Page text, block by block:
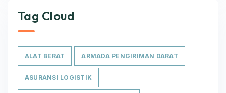
Tag Cloud
ALAT BERAT ARMADA PENGIRIMAN DARAT
ASURANSI LOGISTIK